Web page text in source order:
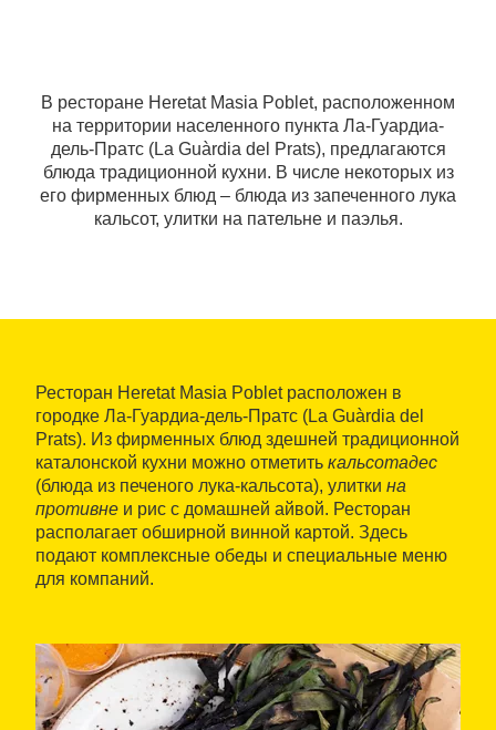
В ресторане Heretat Masia Poblet, расположенном
на территории населенного пункта Ла-Гуардиа-
дель-Пратс (La Guàrdia del Prats), предлагаются
блюда традиционной кухни. В числе некоторых из
его фирменных блюд – блюда из запеченного лука
кальсот, улитки на пательне и паэлья.
Ресторан Heretat Masia Poblet расположен в
городке Ла-Гуардиа-дель-Пратс (La Guàrdia del
Prats). Из фирменных блюд здешней традиционной
каталонской кухни можно отметить кальсотадес
(блюда из печеного лука-кальсота), улитки на
противне и рис с домашней айвой. Ресторан
располагает обширной винной картой. Здесь
подают комплексные обеды и специальные меню
для компаний.